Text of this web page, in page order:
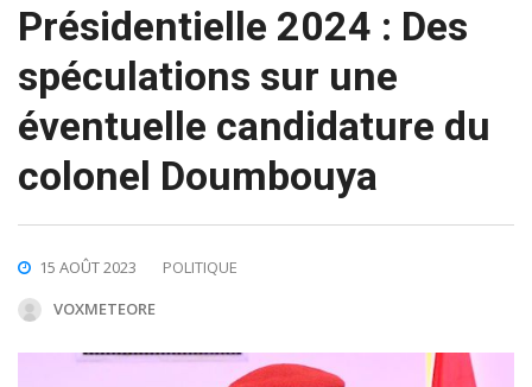
Présidentielle 2024 : Des
spéculations sur une
éventuelle candidature du
colonel Doumbouya
15 AOÛT 2023
POLITIQUE
VOXMETEORE